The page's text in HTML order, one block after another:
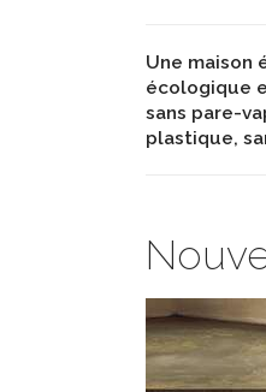
Une maison
écologique
sans pare-
plastique,